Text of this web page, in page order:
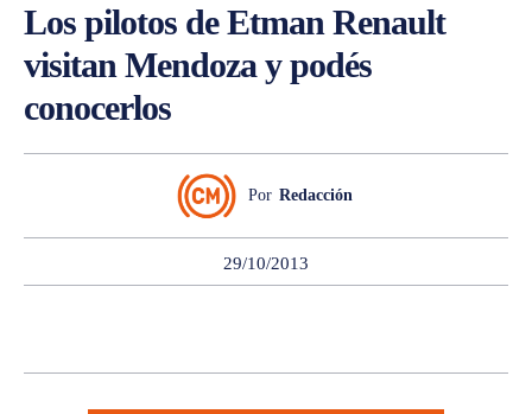
Los pilotos de Etman Renault
visitan Mendoza y podés
conocerlos
Por Redacción
29/10/2013